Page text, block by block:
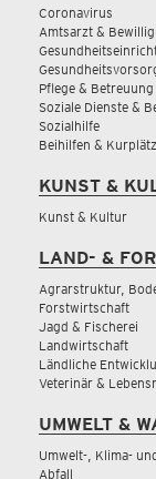
Coronavirus
Amtsarzt &
Pflege & Betreuung
Soziale Dienste &
Sozialhilfe
Beihilfen &
KUNST &
Kunst & Kultur
LAND- &
Agrarstruktur,
Forstwirtschaft
Jagd & Fischerei
Landwirtschaft
Ländliche
Veterinär &
UMWELT &
Umwelt-, Klima-
Abfall